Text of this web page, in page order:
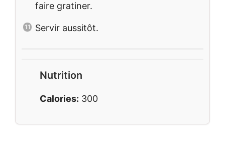
faire gratiner.
Servir aussitôt.
Nutrition
Calories: 300